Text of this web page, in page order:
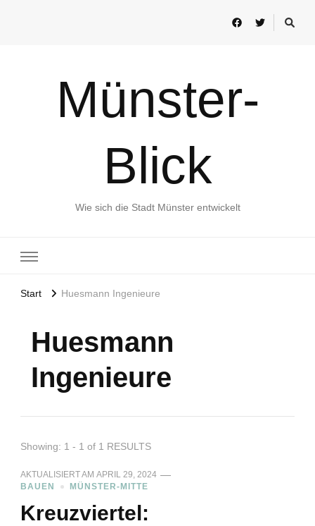
Münster-
Blick
Wie sich die Stadt Münster entwickelt
Start Huesmann Ingenieure
Huesmann
Ingenieure
Showing: 1 - 1 of 1 RESULTS
AKTUALISIERT AM APRIL 29, 2024
BAUEN
MÜNSTER-MITTE
Kreuzviertel: